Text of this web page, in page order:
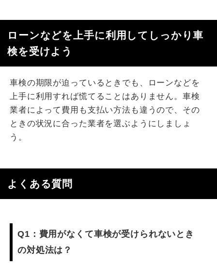
ローンなどを上手に利用してしっかり車
検を受けよう
車検の期限が迫っているときでも、ローンなどを
上手に利用すれば慌てることはありません。車検
業者によって費用も支払い方法も違うので、その
ときの状況に合った業者を選ぶようにしましょ
う。
よくある質問
Q1：費用がなくて車検が受けられないとき
の対処法は？